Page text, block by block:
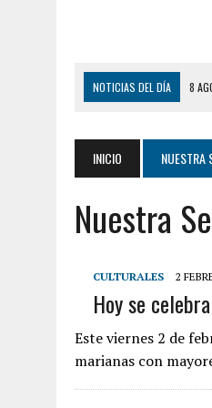
NOTICIAS DEL DÍA 8
7 AGOSTO, 2026 |
7 AGOSTO, 2026
6 AGOSTO, 2026
6 AGOSTO, 2026
9 AGOSTO, 2026 |
INICIO NUESTRA
Nuestra
CULTURALES 2
Hoy se
Este viernes 2 de
marianas con